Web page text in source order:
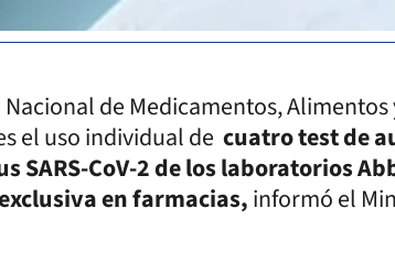
de Medicamentos, Alimentos
el uso individual de cuatro test de
SARS-CoV-2 de los laboratorios
en farmacias,informó el